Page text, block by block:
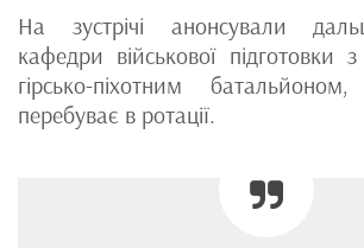
На зустрічі анонсували
кафедри військової
гірсько-піхотним
перебуває в ротації.